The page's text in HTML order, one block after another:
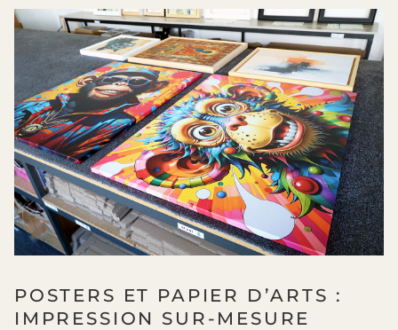
POSTERS ET PAPIER D’ARTS :
IMPRESSION SUR-MESURE